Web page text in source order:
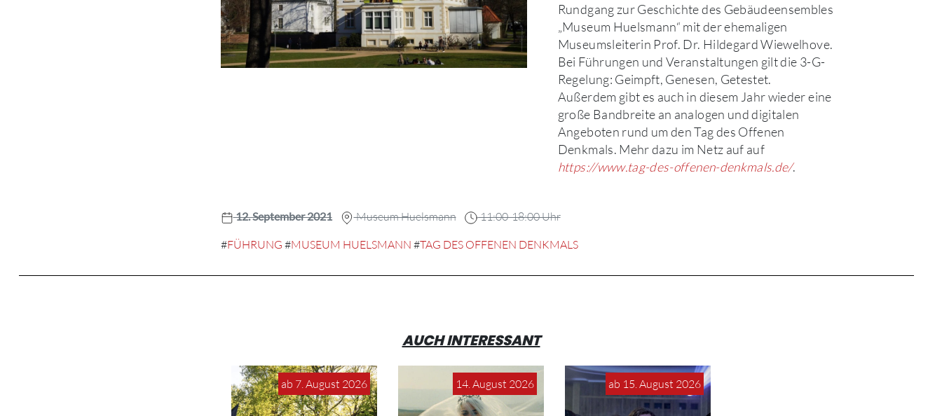
Rundgang zur Geschichte des Gebäudeensembles
„Museum Huelsmann“ mit der ehemaligen
Museumsleiterin Prof. Dr. Hildegard Wiewelhove.
Bei Führungen und Veranstaltungen gilt die 3-G-
Regelung: Geimpft, Genesen, Getestet.
Außerdem gibt es auch in diesem Jahr wieder eine
große Bandbreite an analogen und digitalen
Angeboten rund um den Tag des Offenen
Denkmals. Mehr dazu im Netz auf auf
https://www.tag-des-offenen-denkmals.de/.
12. September 2021 Museum Huelsmann 11:00-18:00 Uhr
#FÜHRUNG #MUSEUM HUELSMANN #TAG DES OFFENEN DENKMALS
AUCH INTERESSANT
ab 7. August 2026 14. August 2026 ab 15. August 2026